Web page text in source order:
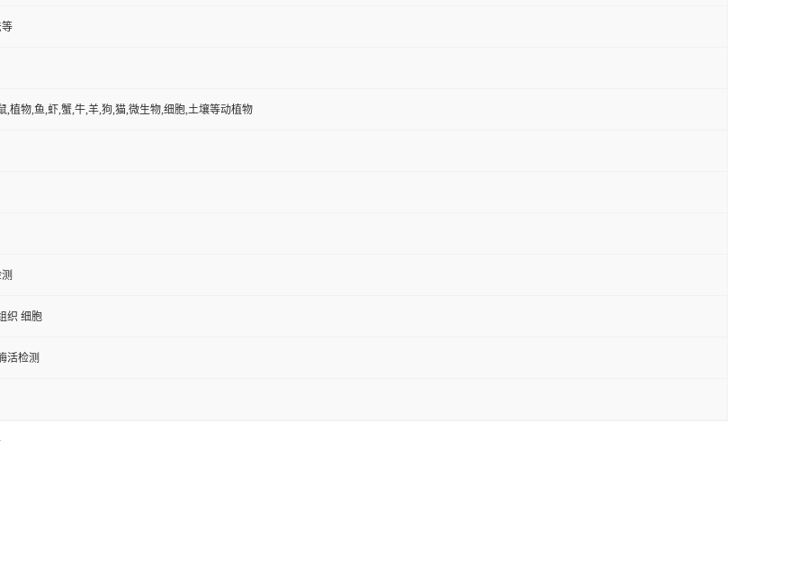
,植物,鱼,虾,蟹,牛,羊,狗,猫,微生物,细胞,土壤等动植物
织 细胞
活检测